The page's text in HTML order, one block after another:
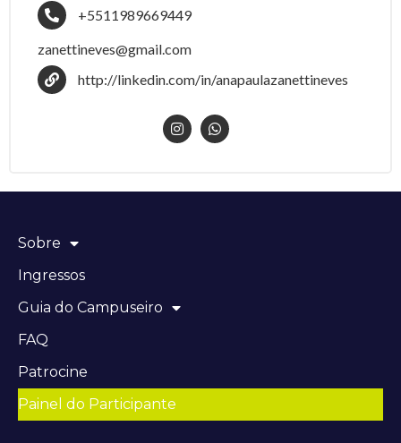
+5511989669449
zanettineves@gmail.com
http://linkedin.com/in/anapaulazanettineves
Sobre
Ingressos
Guia do Campuseiro
FAQ
Patrocine
Painel do Participante